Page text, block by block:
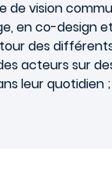
de vision
en co-design
des
acteurs sur
leur